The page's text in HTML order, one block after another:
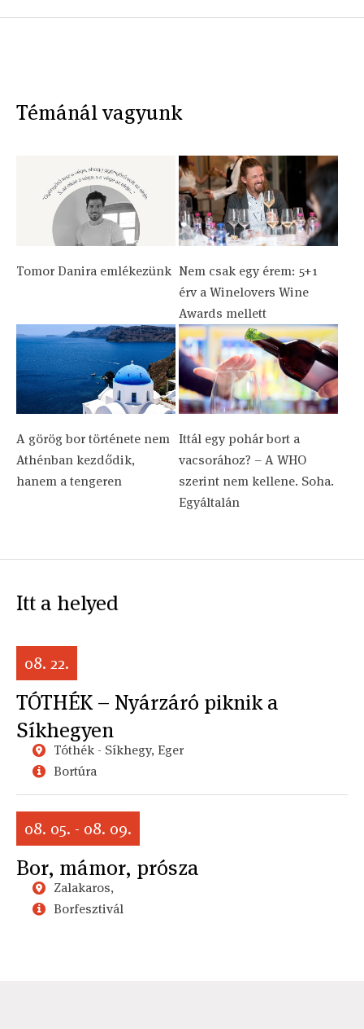
Témánál vagyunk
Tomor Danira emlékezünk Nem csak egy érem: 5+1
érv a Winelovers Wine
Awards mellett
A görög bor története nem
Athénban kezdődik,
hanem a tengeren
Ittál egy pohár bort a
vacsorához? – A WHO
szerint nem kellene. Soha.
Egyáltalán
Itt a helyed
08. 22.
TÓTHÉK – Nyárzáró piknik a
Síkhegyen
Tóthék - Síkhegy, Eger
Bortúra
08. 05. - 08. 09.
Bor, mámor, prósza
Zalakaros,
Borfesztivál